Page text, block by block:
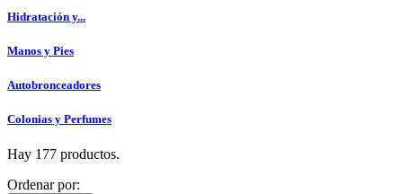
Hidratación y...
Manos y Pies
Autobronceadores
Colonias y Perfumes
Hay 177 productos.
Ordenar por: